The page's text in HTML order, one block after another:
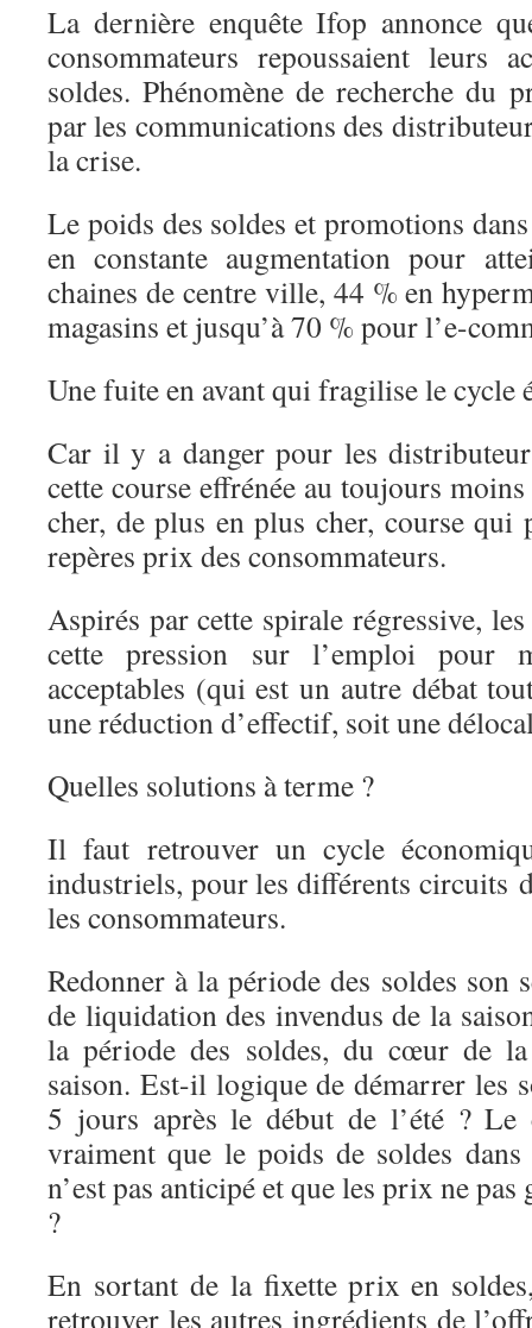
La dernière enquête Ifop annonce
consommateurs repoussaient leurs
soldes. Phénomène de recherche
par les communications des
la crise.
Le poids des soldes et promotions
en constante augmentation pour
chaines de centre ville, 44 % en
magasins et jusqu’à 70 % pour l’e-
Une fuite en avant qui fragilise le cycle
Car il y a danger pour les
cette course effrénée au toujours
cher, de plus en plus cher, course qui
repères prix des consommateurs.
Aspirés par cette spirale régressive,
cette pression sur l’emploi pour
acceptables (qui est un autre débat
une réduction d’effectif, soit une
Quelles solutions à terme ?
Il faut retrouver un cycle
industriels, pour les différents circuits
les consommateurs.
Redonner à la période des soldes son
de liquidation des invendus de la
la période des soldes, du cœur de
saison. Est-il logique de démarrer les
5 jours après le début de l’été ? Le
vraiment que le poids de soldes
n’est pas anticipé et que les prix ne
?
En sortant de la fixette prix en
retrouver les autres ingrédients de